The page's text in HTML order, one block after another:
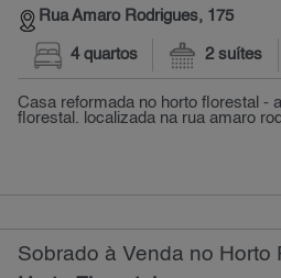
Rua Amaro Rodrigues, 175
4 quartos 2 suítes
Casa reformada no horto florestal -
florestal. localizada na rua amaro
Sobrado à Venda no Horto